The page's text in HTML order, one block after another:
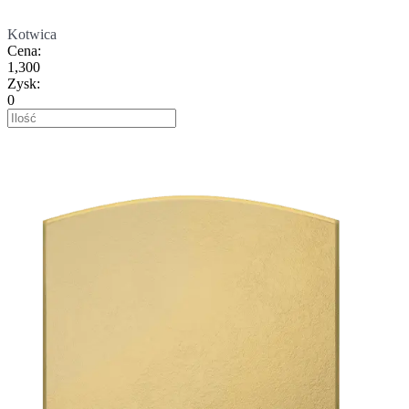
Kotwica
Cena:
1,300
Zysk:
0